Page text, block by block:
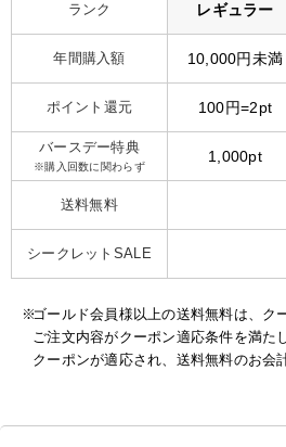
ランク
年間購入額
ポイント還元
バースデー特典
※購入回数に関わらず
送料無料
シークレットSALE
レギュラー
10,000円未満
100円=2pt
1,000pt
ゴールド会員様以上の送料無料は、ク
ご注文内容がクーポン適応条件を満た
クーポンが適応され、送料無料のお会